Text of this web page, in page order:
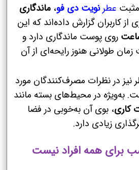
عطرنویت دی فو، ماندگاری
کاربران گزارش داده‌اند که این
روی پوست ماندگاری دارد و
طولانی هنوز رایحه‌ای از آن
در نظرات مصرف‌کنندگان مورد
به‌ویژه در محیط‌های بسته مانند
کاری، بوی آن به‌خوبی در فضا
زیادی دارد.
برای همه افراد نیست